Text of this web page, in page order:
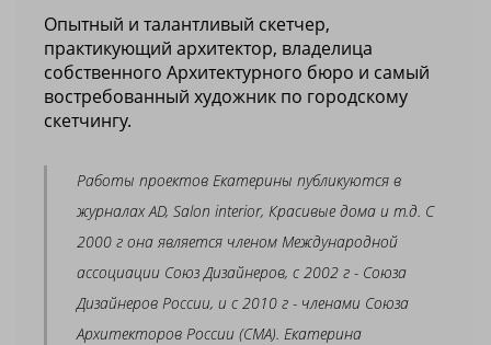
Опытный и талантливый скетчер,
практикующий архитектор, владелица
собственного Архитектурного бюро и самый
востребованный художник по городскому
скетчингу.
Работы проектов Екатерины публикуются в
журналах AD, Salon interior, Красивые дома и т.д. С
2000 г она является членом Международной
ассоциации Союз Дизайнеров, с 2002 г - Союза
Дизайнеров России, и с 2010 г - членами Союза
Архитекторов России (СМА). Екатерина